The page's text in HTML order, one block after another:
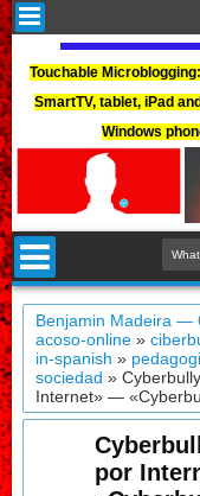
Touchable
SmartTV, tablet, iPad
Windows
Benjamin Madeira —
acoso-online »
in-spanish »
sociedad »
Internet» —
por